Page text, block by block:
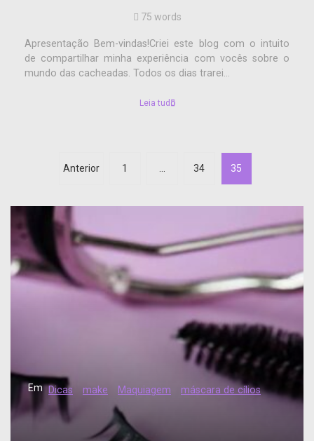
75 words
Apresentação Bem-vindas!Criei este blog com o intuito
de compartilhar minha experiência com vocês sobre o
mundo das cacheadas. Todos os dias trarei...
Leia tudo
Anterior 1 34 35
Em Dicas make Maquiagem máscara de cílios